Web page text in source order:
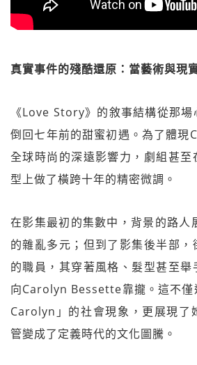
真實事件的殘酷還原：當藝術與現
《Love Story》的敘事結構從那
倒回七年前的甜蜜初遇。為了體
全球時尚的深遠影響力，劇組甚至
型上做了橫跨十年的精密微調。
在影集最初的集數中，背景的路人
的雜亂多元；但到了影集後半部，
的職員，其穿著風格、髮型甚至舉
向Carolyn Bessette靠攏。這不僅
Carolyn」的社會現象，更展現了
管變成了定義時代的文化圖騰。